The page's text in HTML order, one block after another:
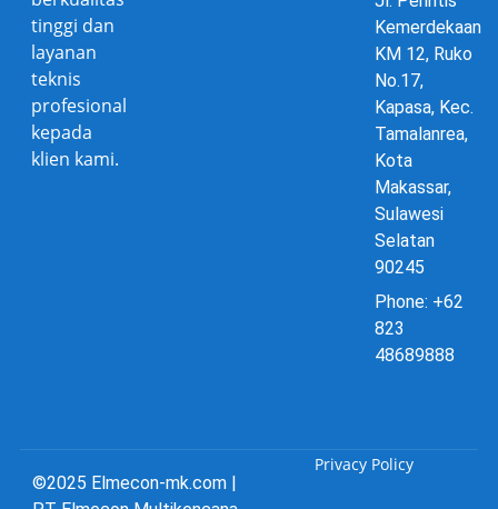
tinggi dan
layanan
teknis
profesional
kepada
klien kami.
Kemerdekaan
KM 12, Ruko
No.17,
Kapasa, Kec.
Tamalanrea,
Kota
Makassar,
Sulawesi
Selatan
90245
Phone: +62
823
48689888
©2025 Elmecon-mk.com |
Privacy Policy